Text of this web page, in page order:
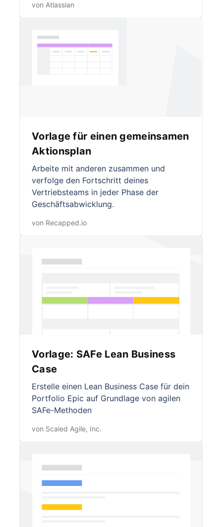
von Atlassian
Vorlage für einen gemeinsamen
Aktionsplan
Arbeite mit anderen zusammen und
verfolge den Fortschritt deines
Vertriebsteams in jeder Phase der
Geschäftsabwicklung.
von Recapped.io
Vorlage: SAFe Lean Business
Case
Erstelle einen Lean Business Case für dein
Portfolio Epic auf Grundlage von agilen
SAFe-Methoden
von Scaled Agile, Inc.